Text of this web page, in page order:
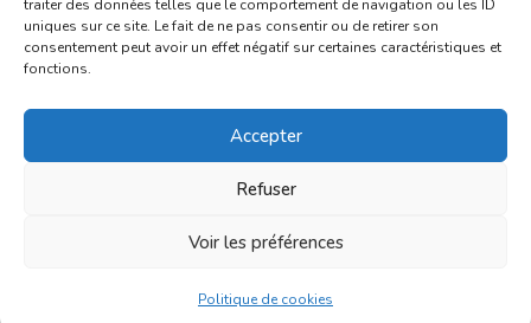
traiter des données telles que le comportement de navigation ou les ID
uniques sur ce site. Le fait de ne pas consentir ou de retirer son
consentement peut avoir un effet négatif sur certaines caractéristiques et
fonctions.
Accepter
Refuser
Voir les préférences
Politique de cookies
Le 17 août :pharmacie
Palobart (Laguépie)
du 21 au 28 août :
Dupont (place de la République)